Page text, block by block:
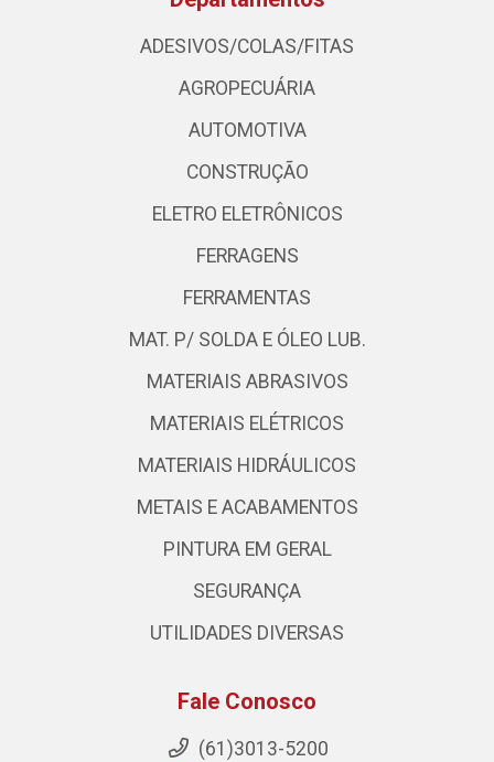
ADESIVOS/COLAS/FITAS
AGROPECUÁRIA
AUTOMOTIVA
CONSTRUÇÃO
ELETRO ELETRÔNICOS
FERRAGENS
FERRAMENTAS
MAT. P/ SOLDA E ÓLEO LUB.
MATERIAIS ABRASIVOS
MATERIAIS ELÉTRICOS
MATERIAIS HIDRÁULICOS
METAIS E ACABAMENTOS
PINTURA EM GERAL
SEGURANÇA
UTILIDADES DIVERSAS
Fale Conosco
(61)3013-5200